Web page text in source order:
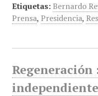
Etiquetas: Bernardo
Prensa, Presidencia,
Regeneración